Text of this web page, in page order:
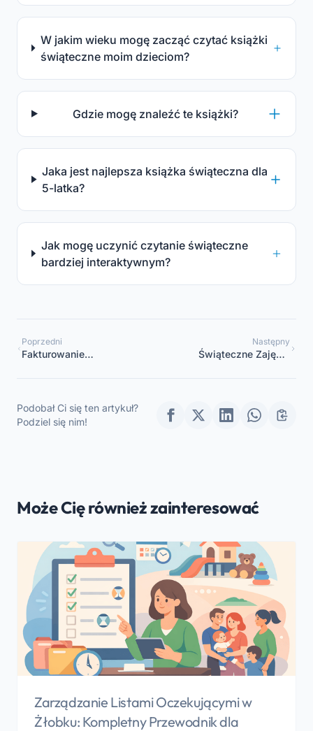
W jakim wieku mogę zacząć czytać książki
świąteczne moim dzieciom?
Gdzie mogę znaleźć te książki?
Jaka jest najlepsza książka świąteczna dla
5-latka?
Jak mogę uczynić czytanie świąteczne
bardziej interaktywnym?
Poprzedni
Fakturowanie
Następny
Świąteczne Zajęcia
Podobał Ci się ten artykuł?
Podziel się nim!
Może Cię również zainteresować
Zarządzanie Listami Oczekującymi w
Żłobku: Kompletny Przewodnik dla